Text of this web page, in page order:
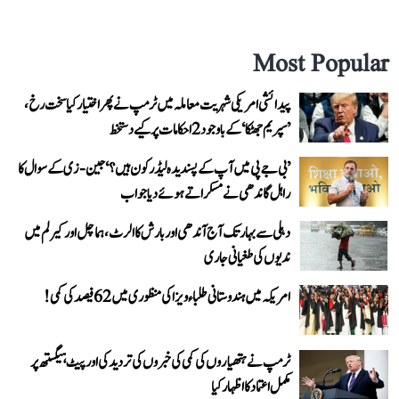
Most Popular
پیدائشی امریکی شہریت معاملہ میں ٹرمپ نے پھر اختیار کیا سخت رخ،
’سپریم جھٹکا‘ کے باوجود 2 احکامات پر کیے دستخط
’بی جے پی میں آپ کے پسندیدہ لیڈر کون ہیں؟‘ جین-زی کے سوال کا
راہل گاندھی نے مسکراتے ہوئے دیا جواب
دہلی سے بہار تک آج آندھی اور بارش کا الرٹ، ہماچل اور کیرلم میں
ندیوں کی طغیانی جاری
امریکہ میں ہندوستانی طلباء ویزا کی منظوری میں 62 فیصد کی کمی!
ٹرمپ نے ہتھیاروں کی کمی کی خبروں کی تردید کی اور پیٹ ہیگستھ پر
مکمل اعتماد کا اظہار کیا